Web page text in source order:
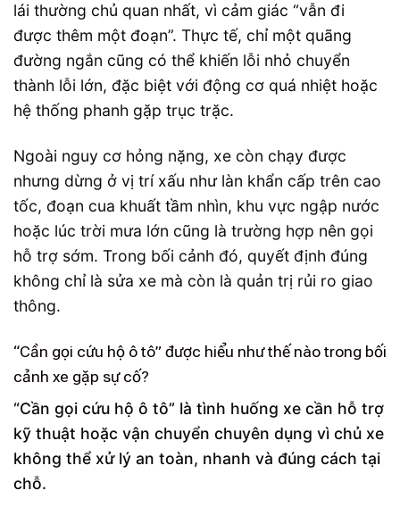
lái thường chủ quan nhất, vì cảm giác “vẫn đi
được thêm một đoạn”. Thực tế, chỉ một quãng
đường ngắn cũng có thể khiến lỗi nhỏ chuyển
thành lỗi lớn, đặc biệt với động cơ quá nhiệt hoặc
hệ thống phanh gặp trục trặc.
Ngoài nguy cơ hỏng nặng, xe còn chạy được
nhưng dừng ở vị trí xấu như làn khẩn cấp trên cao
tốc, đoạn cua khuất tầm nhìn, khu vực ngập nước
hoặc lúc trời mưa lớn cũng là trường hợp nên gọi
hỗ trợ sớm. Trong bối cảnh đó, quyết định đúng
không chỉ là sửa xe mà còn là quản trị rủi ro giao
thông.
“Cần gọi cứu hộ ô tô” được hiểu như thế nào trong bối
cảnh xe gặp sự cố?
“Cần gọi cứu hộ ô tô” là tình huống xe cần hỗ trợ
kỹ thuật hoặc vận chuyển chuyên dụng vì chủ xe
không thể xử lý an toàn, nhanh và đúng cách tại
chỗ.